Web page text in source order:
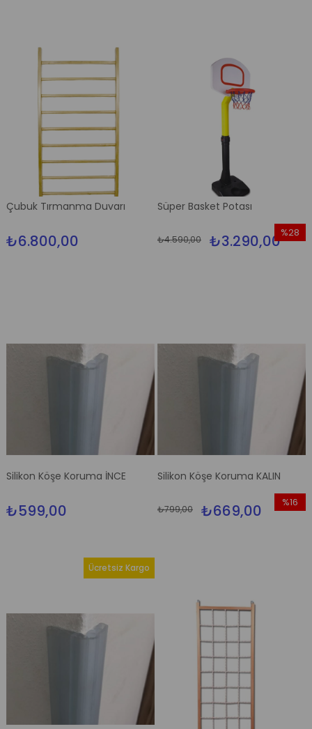
Çubuk Tırmanma Duvarı
₺6.800,00
Süper Basket Potası
₺3.290,00
₺4.590,00
%28
İndirim
Silikon Köşe Koruma İNCE
₺599,00
Silikon Köşe Koruma KALIN
₺669,00
₺799,00
%16
Ücretsiz Kargo